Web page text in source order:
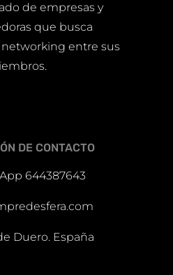
de empresas y
que busca
entre sus
DE CONTACTO
644387643
Duero. España